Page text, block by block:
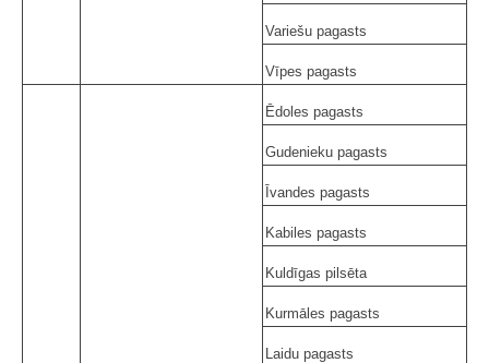
Variešu pagasts
Vīpes pagasts
Ēdoles pagasts
Gudenieku pagasts
Īvandes pagasts
Kabiles pagasts
Kuldīgas pilsēta
Kurmāles pagasts
Laidu pagasts